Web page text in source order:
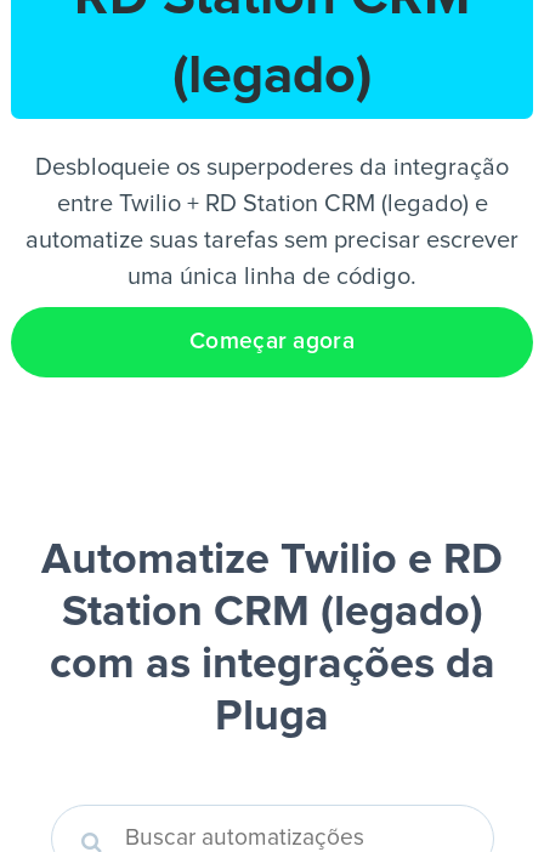
PT
(legado)
Desbloqueie os superpoderes da integração
entre Twilio + RD Station CRM (legado) e
automatize suas tarefas sem precisar escrever
uma única linha de código.
Começar agora
Automatize Twilio e RD
Station CRM (legado)
com as integrações da
Pluga